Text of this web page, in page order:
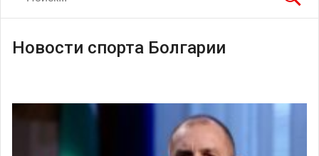
Новости спорта Болгарии